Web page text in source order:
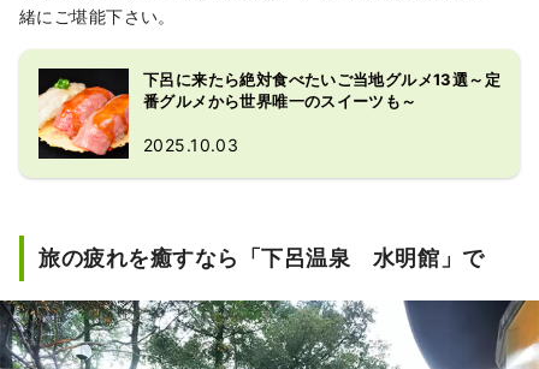
緒にご堪能下さい。
下呂に来たら絶対食べたいご当地グルメ13選～定
番グルメから世界唯一のスイーツも～
2025.10.03
旅の疲れを癒すなら「下呂温泉 水明館」で